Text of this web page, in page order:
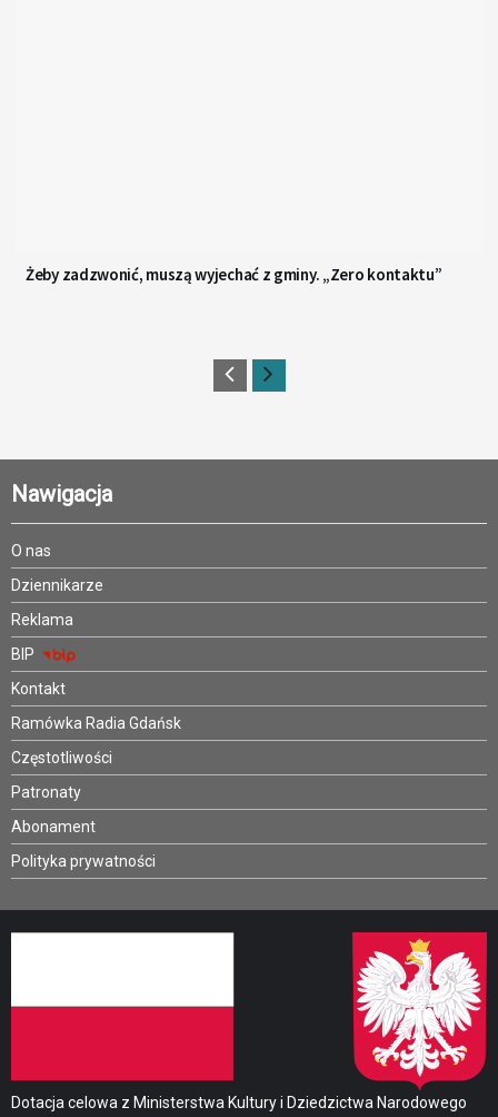
Żeby zadzwonić, muszą wyjechać z gminy. „Zero kontaktu”
Nawigacja
O nas
Dziennikarze
Reklama
BIP
Kontakt
Ramówka Radia Gdańsk
Częstotliwości
Patronaty
Abonament
Polityka prywatności
Dotacja celowa z Ministerstwa Kultury i Dziedzictwa Narodowego